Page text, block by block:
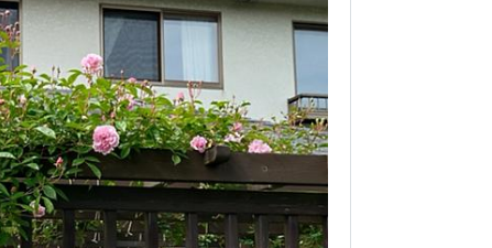
る時間が増えるなど、心の揺らぎが多くな
」と解釈する人が多い。
かになっていないが、日が長く太陽の眩し
と落ち着いた秋の様子との落差、また、寒
が、この時期の情緒を不安定にする原因で